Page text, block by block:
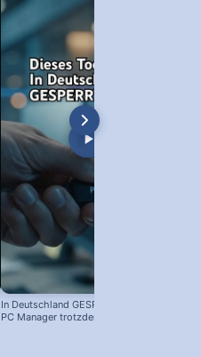
In Deutschland GESPERRT: Microsoft
PC Manager trotzdem installieren